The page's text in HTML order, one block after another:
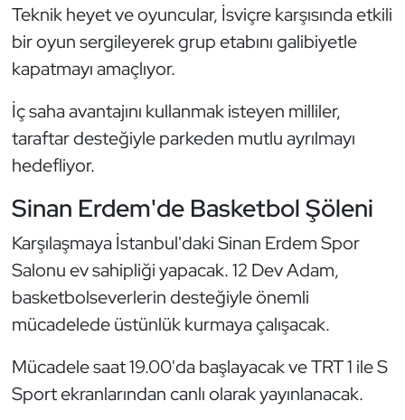
Teknik heyet ve oyuncular, İsviçre karşısında etkili
bir oyun sergileyerek grup etabını galibiyetle
kapatmayı amaçlıyor.
İç saha avantajını kullanmak isteyen milliler,
taraftar desteğiyle parkeden mutlu ayrılmayı
hedefliyor.
Sinan Erdem'de Basketbol Şöleni
Karşılaşmaya İstanbul'daki Sinan Erdem Spor
Salonu ev sahipliği yapacak. 12 Dev Adam,
basketbolseverlerin desteğiyle önemli
mücadelede üstünlük kurmaya çalışacak.
Mücadele saat 19.00'da başlayacak ve TRT 1 ile S
Sport ekranlarından canlı olarak yayınlanacak.
İşitme Engelli Sporcular
Judo ve Kuraş
Kano ve Rafting
Karate
Kayak
Kempo
Kick Boks
Masa Tenisi